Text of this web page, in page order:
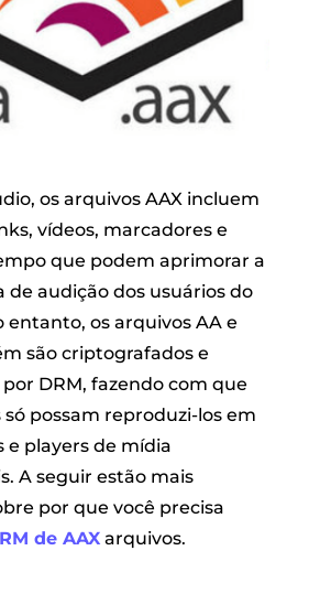
os arquivos AAX incluem
vídeos, marcadores e
que podem aprimorar a
de audição dos usuários do
entanto, os arquivos AA e
são criptografados e
DRM, fazendo com que
só possam reproduzi-los em
e players de mídia
A seguir estão mais
por que você precisa
de AAXarquivos.